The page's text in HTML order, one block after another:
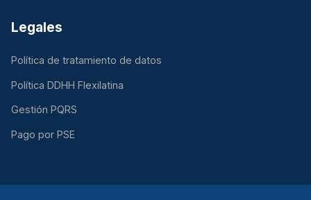
Legales
Política de tratamiento de datos
Política DDHH Flexilatina
Gestión PQRS
Pago por PSE